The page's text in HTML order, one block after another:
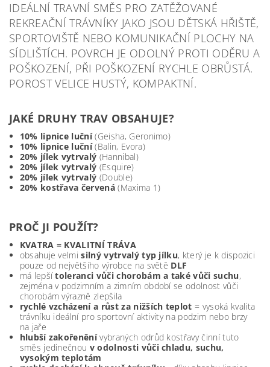
IDEÁLNÍ TRAVNÍ SMĚS PRO ZATĚŽOVANÉ
REKREAČNÍ TRÁVNÍKY JAKO JSOU DĚTSKÁ HŘIŠTĚ,
SPORTOVIŠTĚ NEBO KOMUNIKAČNÍ PLOCHY NA
SÍDLIŠTÍCH. POVRCH JE ODOLNÝ PROTI ODĚRU A
POŠKOZENÍ, PŘI POŠKOZENÍ RYCHLE OBRŮSTÁ.
POROST VELICE HUSTÝ, KOMPAKTNÍ.
JAKÉ DRUHY TRAV OBSAHUJE?
10% lipnice luční(Geisha, Geronimo)
10% lipnice luční(Balin, Evora)
20% jílek vytrvalý (Hannibal)
20% jílek vytrvalý (Esquire)
20% jílek vytrvalý (Double)
20% kostřava červená(Maxima 1)
PROČ JI POUŽÍT?
KVATRA = KVALITNÍ TRÁVA
obsahuje velmisilný vytrvalý typ jílku, který je k dispozici
pouze od největšího výrobce na světě DLF
má lepšítoleranci vůči chorobám a také vůči suchu,
zejména v podzimním a zimním období se odolnost vůči
chorobám výrazně zlepšila
rychlé vzcházení a růst za nižších teplot = vysoká kvalita
trávníku ideální pro sportovní aktivity na podzim nebo brzy
na jaře
hlubší zakořeněnívybraných odrůd kostřavy činní tuto
směs jedinečnou v odolnosti vůči chladu, suchu,
vysokým teplotám